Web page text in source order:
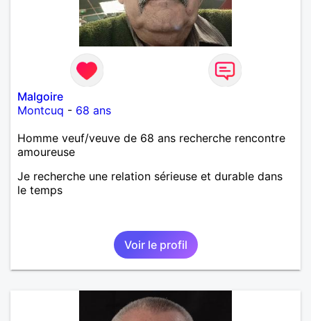
Malgoire
Montcuq - 68 ans
Homme veuf/veuve de 68 ans recherche rencontre
amoureuse
Je recherche une relation sérieuse et durable dans
le temps
Voir le profil